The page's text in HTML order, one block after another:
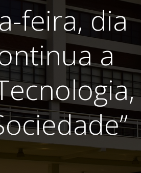
feira, dia
a